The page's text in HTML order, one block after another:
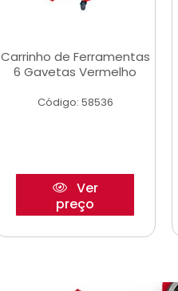
Carrinho de Ferramentas
6 Gavetas Vermelho
Código: 58536
Ver
preço